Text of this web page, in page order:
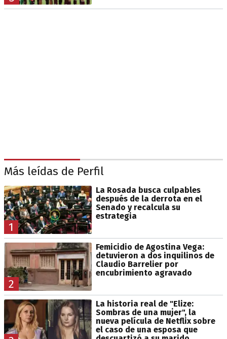
Más leídas de Perfil
1
La Rosada busca culpables
después de la derrota en el
Senado y recalcula su
estrategia
2
Femicidio de Agostina Vega:
detuvieron a dos inquilinos de
Claudio Barrelier por
encubrimiento agravado
La historia real de "Elize:
Sombras de una mujer", la
nueva película de Netflix sobre
el caso de una esposa que